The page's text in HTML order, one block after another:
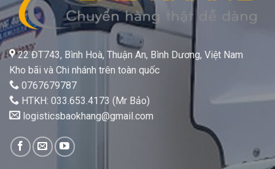
22 ĐT743, Bình Hoà, Thuận An, Bình Dương, Việt Nam
Kho bãi và Chi nhánh trên toàn quốc
0767679787
HTKH: 033.653.4173 (Mr Bảo)
logisticsbaokhang@gmail.com